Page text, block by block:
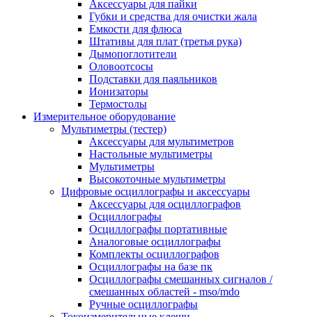
Аксессуары для пайки
Губки и средства для очистки жала
Емкости для флюса
Штативы для плат (третья рука)
Дымопоглотители
Оловоотсосы
Подставки для паяльников
Ионизаторы
Термостолы
Измерительное оборудование
Мультиметры (тестер)
Аксессуары для мультиметров
Настольные мультиметры
Мультиметры
Высокоточные мультиметры
Цифровые осциллографы и аксессуары
Аксессуары для осциллографов
Осциллографы
Осциллографы портативные
Аналоговые осциллографы
Комплекты осциллографов
Осциллографы на базе пк
Осциллографы смешанных сигналов /
смешанных областей - mso/mdo
Ручные осциллографы